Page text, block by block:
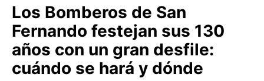
BUENOS AIRES
PROVINCIAS
Los Bomberos de San
Fernando festejan sus 130
años con un gran desfile:
cuándo se hará y dónde